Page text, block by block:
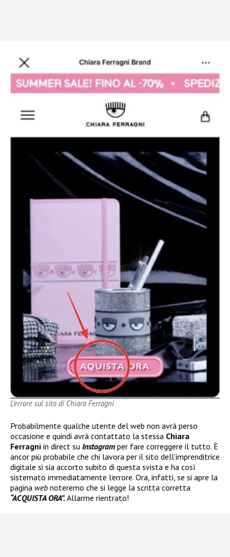
L’errore sul sito di Chiara Ferragni
Probabilmente qualche utente del web non avrà perso
occasione e quindi avrà contattato la stessa Chiara
Ferragni in direct su Instagram per fare correggere il tutto. È
ancor più probabile che chi lavora per il sito dell’imprenditrice
digitale si sia accorto subito di questa svista e ha così
sistemato immediatamente l’errore. Ora, infatti, se si apre la
pagina web noteremo che si legge la scritta corretta
“ACQUISTA ORA”. Allarme rientrato!